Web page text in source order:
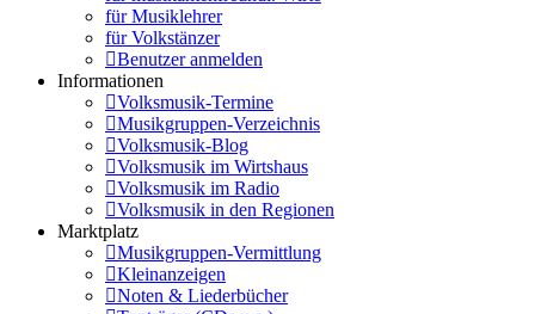
für Musiklehrer
für Volkstänzer
Benutzer anmelden
Informationen
Volksmusik-Termine
Musikgruppen-Verzeichnis
Volksmusik-Blog
Volksmusik im Wirtshaus
Volksmusik im Radio
Volksmusik in den Regionen
Marktplatz
Musikgruppen-Vermittlung
Kleinanzeigen
Noten & Liederbücher